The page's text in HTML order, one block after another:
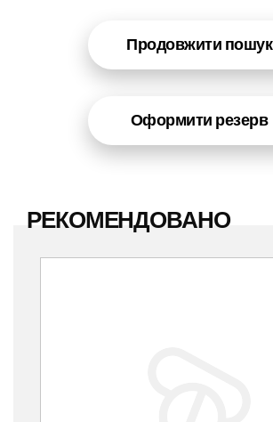
Продовжити пошук
Оформити резерв
РЕКОМЕНДОВАНО